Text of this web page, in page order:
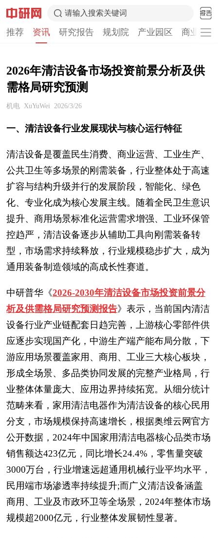
请输入搜索关键词
推荐 资讯 研究报告 规划院 产业园区 商业计
2026年清洁设备市场投资前景分析及供
需格局研究预测
机电 XuYuWei 2026/3/26
一、清洁设备行业发展现状与核心运行特征
清洁设备是覆盖民生消费、商业运营、工业生产、
公共卫生等多场景的刚需装备，行业整体处于高速
扩容与结构升级并行的发展阶段，智能化、绿色
化、专业化成为核心发展主线。随着全民卫生意识
提升、商用场景标准化运营需求增强、工业环保管
控趋严，清洁设备逐步从辅助工具向刚需装备转
型，市场需求持续释放，行业规模稳步扩大，成为
通用装备制造领域的高成长性赛道。
中研普华《2026-2030年清洁设备市场投资前景分
析及供需格局研究预测报告》表示，当前国内清洁
设备行业产业链配套日趋完善，上游核心零部件供
应逐步实现国产化，中游生产端产能布局分散，下
游应用场景覆盖家用、商用、工业三大核心板块，
形成全场景、多品类协同发展的完整产业格局，行
业整体体量庞大、应用边界持续拓宽。从细分统计
范畴来看，家用清洁电器作为清洁设备的核心民用
分支，市场规模保持高速增长，根据奥维云网官方
公开数据，2024年中国家用清洁电器核心品类市场
销售额达423亿元，同比增长24.4%，零售量突破
3000万台，行业增速远超通用机械行业平均水平，
民用端市场渗透率持续提升;而广义清洁设备涵盖
商用、工业及市政环卫等全场景，2024年整体市场
规模超2000亿元，行业整体发展韧性显著。